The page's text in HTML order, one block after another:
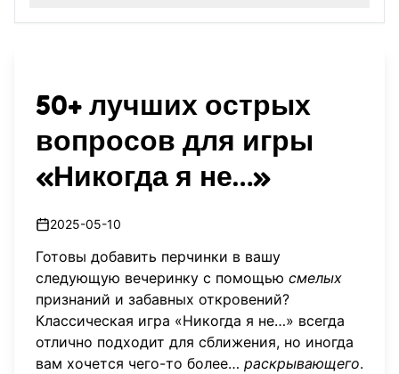
50+ лучших острых
вопросов для игры
«Никогда я не…»
2025-05-10
Готовы добавить перчинки в вашу
следующую вечеринку с помощью смелых
признаний и забавных откровений?
Классическая игра «Никогда я не…» всегда
отлично подходит для сближения, но иногда
вам хочется чего-то более… раскрывающего.